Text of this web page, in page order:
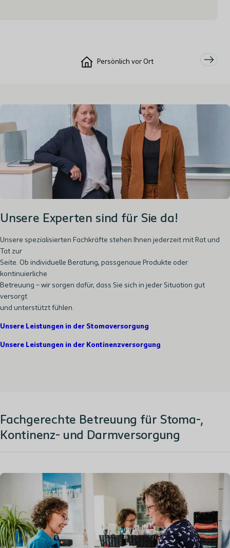
Persönlich vor Ort
Unsere Experten sind für Sie da!
Unsere spezialisierten Fachkräfte stehen Ihnen jederzeit mit Rat und
Tat zur
Seite. Ob individuelle Beratung, passgenaue Produkte oder
kontinuierliche
Betreuung – wir sorgen dafür, dass Sie sich in jeder Situation gut
versorgt
und unterstützt fühlen.
Unsere Leistungen in der Stomaversorgung
Unsere Leistungen in der Kontinenzversorgung
Fachgerechte Betreuung für Stoma-,
Kontinenz- und Darmversorgung